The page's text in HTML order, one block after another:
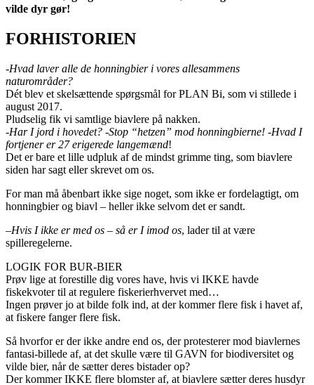
vilde dyr gør!
FORHISTORIEN
-Hvad laver alle de honningbier i vores allesammens
naturområder?
Dét blev et skelsættende spørgsmål for PLAN Bi, som vi stillede i
august 2017.
Pludselig fik vi samtlige biavlere på nakken.
-Har I jord i hovedet? -Stop “hetzen” mod honningbierne! -Hvad I
fortjener er 27 erigerede langemænd!
Det er bare et lille udpluk af de mindst grimme ting, som biavlere
siden har sagt eller skrevet om os.
For man må åbenbart ikke sige noget, som ikke er fordelagtigt, om
honningbier og biavl – heller ikke selvom det er sandt.
–Hvis I ikke er med os – så er I imod os, lader til at være
spilleregelerne.
LOGIK FOR BUR-BIER
Prøv lige at forestille dig vores have, hvis vi IKKE havde
fiskekvoter til at regulere fiskerierhvervet med…
Ingen prøver jo at bilde folk ind, at der kommer flere fisk i havet af,
at fiskere fanger flere fisk.
Så hvorfor er der ikke andre end os, der protesterer mod biavlernes
fantasi-billede af, at det skulle være til GAVN for biodiversitet og
vilde bier, når de sætter deres bistader op?
Der kommer IKKE flere blomster af, at biavlere sætter deres husdyr